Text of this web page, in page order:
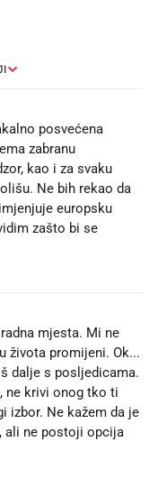
posvećena
zabranu
kao i za svaku
Ne bih rekao da
europsku
zašto bi se
mjesta. Mi ne
života promijeni. Ok...
dalje s posljedicama.
ne krivi onog tko ti
izbor. Ne kažem da je
ali ne postoji opcija